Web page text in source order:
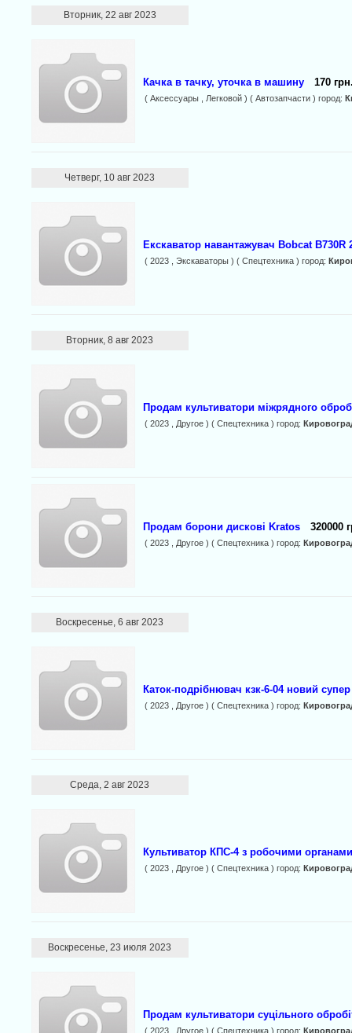
Вторник, 22 авг 2023
Качка в тачку, уточка в машину 170
( Аксессуары , Легковой ) ( Автозапчасти ) город:
Четверг, 10 авг 2023
Екскаватор навантажувач Bobcat B730R
( 2023 , Экскаваторы ) ( Спецтехника ) город:
Вторник, 8 авг 2023
Продам культиватори міжрядного
( 2023 , Другое ) ( Спецтехника ) город:
Продам борони дискові Kratos 320000
( 2023 , Другое ) ( Спецтехника ) город:
Воскресенье, 6 авг 2023
Каток-подрібнювач кзк-6-04 новий супер
( 2023 , Другое ) ( Спецтехника ) город:
Среда, 2 авг 2023
Культиватор КПС-4 з робочими
( 2023 , Другое ) ( Спецтехника ) город:
Воскресенье, 23 июля 2023
Продам культиватори суцільного
( 2023 , Другое ) ( Спецтехника ) город: